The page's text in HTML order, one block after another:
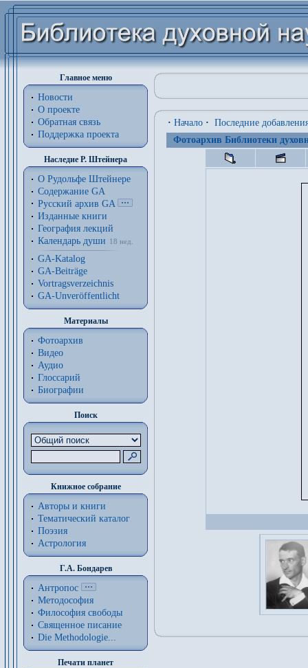
Главное меню
Новости
О проекте
Обратная связь
Поддержка проекта
Наследие Р. Штейнера
О Рудольфе Штейнере
Содержание GA
Русский архив GA
Изданные книги
География лекций
Календарь души
18 нед.
GA-Katalog
GA-Beiträge
Vortragsverzeichnis
GA-Unveröffentlicht
Материалы
Фотоархив
Видео
Аудио
Глоссарий
Биографии
Поиск
Книжное собрание
Авторы и книги
Тематический каталог
Поэзия
Астрология
Г.А. Бондарев
Антропос
Методософия
Философия cвободы
Священное писание
Die Methodologie...
Печати планет
· Начало · Последние
Фотоархив Библиотеки